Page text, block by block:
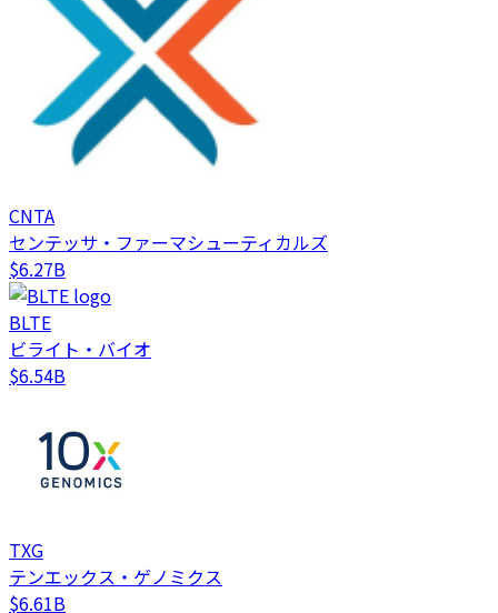
CNTA
センテッサ・ファーマシューティカルズ
$6.27B
BLTE
ビライト・バイオ
$6.54B
TXG
テンエックス・ゲノミクス
$6.61B